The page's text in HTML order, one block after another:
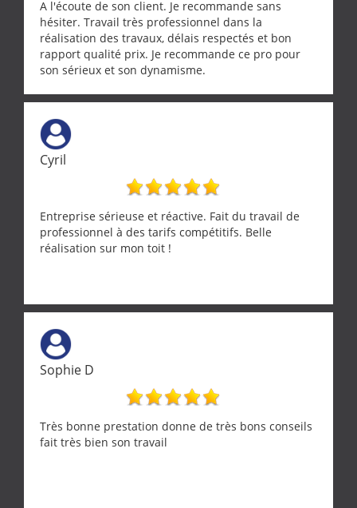
A l'écoute de son client. Je recommande sans
hésiter. Travail très professionnel dans la
réalisation des travaux, délais respectés et bon
rapport qualité prix. Je recommande ce pro pour
son sérieux et son dynamisme.
Cyril
Entreprise sérieuse et réactive. Fait du travail de
professionnel à des tarifs compétitifs. Belle
réalisation sur mon toit !
Sophie D
Très bonne prestation donne de très bons conseils
fait très bien son travail